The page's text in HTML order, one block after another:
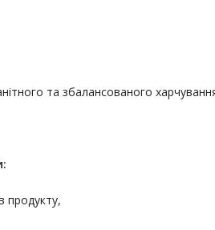
та збалансованого
продукту,